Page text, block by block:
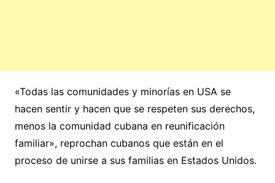
«Todas las comunidades y minorías en USA se
hacen sentir y hacen que se respeten sus derechos,
menos la comunidad cubana en reunificación
familiar», reprochan cubanos que están en el
proceso de unirse a sus familias en Estados Unidos.